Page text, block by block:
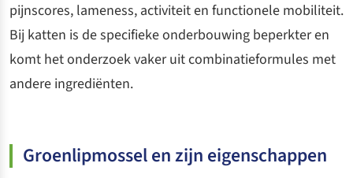
pijnscores, lameness, activiteit en functionele mobiliteit.
Bij katten is de specifieke onderbouwing beperkter en
komt het onderzoek vaker uit combinatieformules met
andere ingrediënten.
Groenlipmossel en zijn eigenschappen